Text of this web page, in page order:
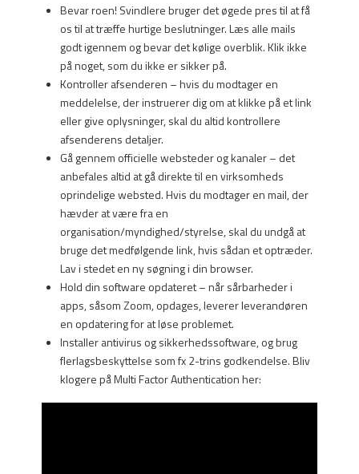
Bevar roen! Svindlere bruger det øgede pres til at få
os til at træffe hurtige beslutninger. Læs alle mails
godt igennem og bevar det kølige overblik. Klik ikke
på noget, som du ikke er sikker på.
Kontroller afsenderen – hvis du modtager en
meddelelse, der instruerer dig om at klikke på et link
eller give oplysninger, skal du altid kontrollere
afsenderens detaljer.
Gå gennem officielle websteder og kanaler – det
anbefales altid at gå direkte til en virksomheds
oprindelige websted. Hvis du modtager en mail, der
hævder at være fra en
organisation/myndighed/styrelse, skal du undgå at
bruge det medfølgende link, hvis sådan et optræder.
Lav i stedet en ny søgning i din browser.
Hold din software opdateret – når sårbarheder i
apps, såsom Zoom, opdages, leverer leverandøren
en opdatering for at løse problemet.
Installer antivirus og sikkerhedssoftware, og brug
flerlagsbeskyttelse som fx 2-trins godkendelse. Bliv
klogere på Multi Factor Authentication her: